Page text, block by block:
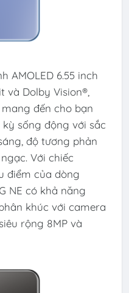
AMOLED 6.55 inch
và Dolby Vision®,
mang đến cho bạn
sống động với sắc
độ tương phản
Với chiếc
điểm của dòng
NE có khả năng
khúc với camera
rộng 8MP và